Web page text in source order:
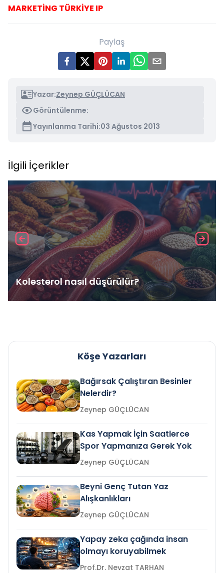
MARKETİNG TÜRKİYE IP
Paylaş
Yazar:Zeynep GÜÇLÜCAN
Görüntülenme:
Yayınlanma Tarihi:03 Ağustos 2013
İlgili İçerikler
Kolesterol nasıl düşürülür?
Köşe Yazarları
Bağırsak Çalıştıran Besinler
Nelerdir?
Zeynep GÜÇLÜCAN
Kas Yapmak İçin Saatlerce
Spor Yapmanıza Gerek Yok
Zeynep GÜÇLÜCAN
Beyni Genç Tutan Yaz
Alışkanlıkları
Zeynep GÜÇLÜCAN
Yapay zeka çağında insan
olmayı koruyabilmek
Prof.Dr. Nevzat TARHAN